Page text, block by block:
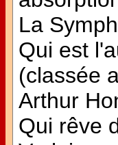
La
Qui est
(classée
Arthur
Qui rêve